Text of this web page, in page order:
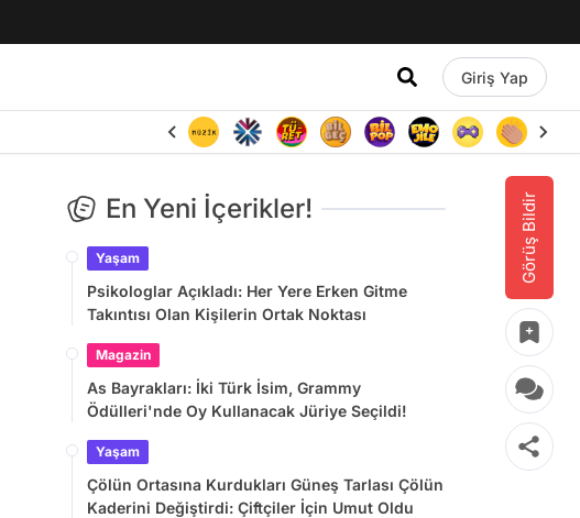
Giriş Yap
Görüş Bildir
En Yeni İçerikler!
Yaşam
Psikologlar Açıkladı: Her Yere Erken Gitme
Takıntısı Olan Kişilerin Ortak Noktası
Magazin
As Bayrakları: İki Türk İsim, Grammy
Ödülleri'nde Oy Kullanacak Jüriye Seçildi!
Yaşam
Çölün Ortasına Kurdukları Güneş Tarlası Çölün
Kaderini Değiştirdi: Çiftçiler İçin Umut Oldu